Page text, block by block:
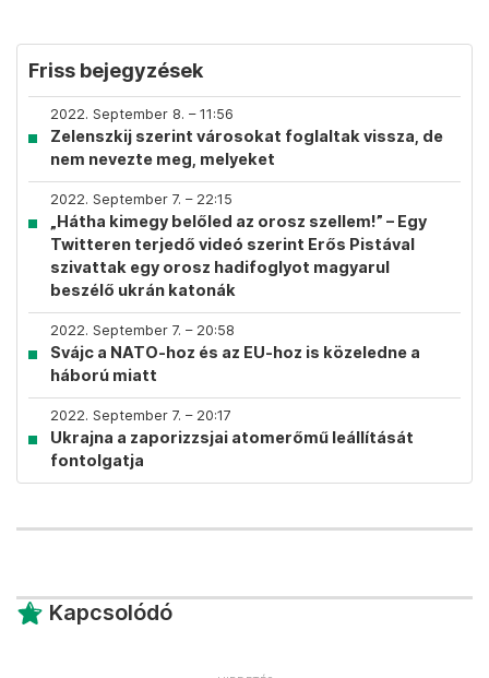
Friss bejegyzések
2022. September 8. – 11:56
Zelenszkij szerint városokat foglaltak vissza, de
nem nevezte meg, melyeket
2022. September 7. – 22:15
„Hátha kimegy belőled az orosz szellem!” – Egy
Twitteren terjedő videó szerint Erős Pistával
szivattak egy orosz hadifoglyot magyarul
beszélő ukrán katonák
2022. September 7. – 20:58
Svájc a NATO-hoz és az EU-hoz is közeledne a
háború miatt
2022. September 7. – 20:17
Ukrajna a zaporizzsjai atomerőmű leállítását
fontolgatja
Kapcsolódó